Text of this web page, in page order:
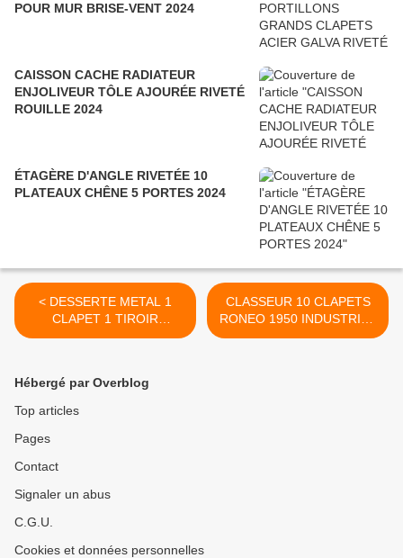
POUR MUR BRISE-VENT 2024
CAISSON CACHE RADIATEUR
ENJOLIVEUR TÔLE AJOURÉE RIVETÉ
ROUILLE 2024
ÉTAGÈRE D'ANGLE RIVETÉE 10
PLATEAUX CHÊNE 5 PORTES 2024
< DESSERTE METAL 1
CLAPET 1 TIROIR
INDUSTRIEL LOFT
CLASSEUR 10 CLAPETS
RONEO 1950 INDUSTRIEL
LOFT >
Hébergé par Overblog
Top articles
Pages
Contact
Signaler un abus
C.G.U.
Cookies et données personnelles